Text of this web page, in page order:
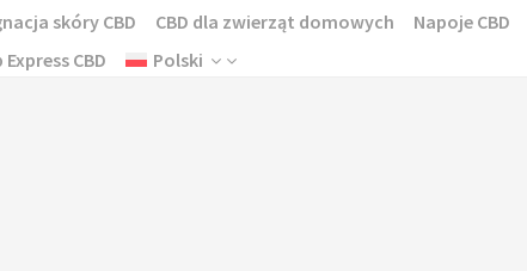
skóry CBD CBD dla zwierząt domowych Napoje CBD
CBD
Polski